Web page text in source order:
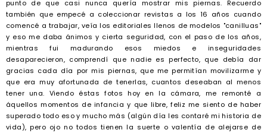
punto de que casi nunca quería mostrar mis piernas. Recuerdo
también que empecé a coleccionar revistas a los 16 años cuando
comencé a trabajar, veía los editoriales llenos de modelos "canilluas"
y eso me daba ánimos y cierta seguridad, con el paso de los años,
mientras fui madurando esos miedos e inseguridades
desaparecieron, comprendí que nadie es perfecto, que debía dar
gracias cada día por mis piernas, que me permitían movilizarme y
que era muy afortunada de tenerlas, cuantos deseaban al menos
tener una. Viendo éstas fotos hoy en la cámara, me remonté a
áquellos momentos de infancia y que libre, feliz me siento de haber
superado todo eso y mucho más (algún día les contaré mi historia de
vida), pero ojo no todos tienen la suerte o valentía de alejarse de